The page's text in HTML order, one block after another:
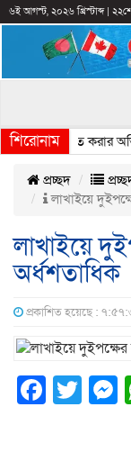
৬ই আগস্ট, ২০২৬ খ্রিস্টাব্দ|
শিরোনাম
ইতিহাস বিকৃত করার
প্রচ্ছদ
লাখাইয়ে
লাখাইয়ে
অর্ধশতাধিক
প্রকাশিত হয়েছে :